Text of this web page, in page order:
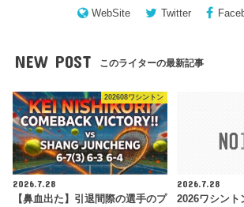
WebSite Twitter
NEW POST このライターの最新記事
202608ワシントン
2026.7.28
【鼻血出た】引退間際の選手のプ
2026.7.28
2026ワシント